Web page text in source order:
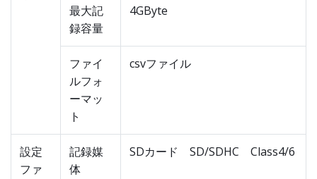
最大記
録容量
4GByte
ファイ
ルフォ
ーマッ
ト
csvファイル
設定
ファ
記録媒
体
SDカード SD/SDHC Class4/6